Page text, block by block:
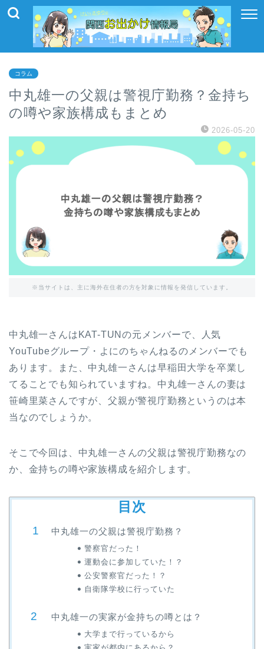
コラム
中丸雄一の父親は警視庁勤務？金持ち
の噂や家族構成もまとめ
2026-05-20
※当サイトは、主に海外在住者の方を対象に情報を発信しています。
中丸雄一さんはKAT-TUNの元メンバーで、人気
YouTubeグループ・よにのちゃんねるのメンバーでも
あります。また、中丸雄一さんは早稲田大学を卒業し
てることでも知られていますね。中丸雄一さんの妻は
笹崎里菜さんですが、父親が警視庁勤務というのは本
当なのでしょうか。
そこで今回は、中丸雄一さんの父親は警視庁勤務なの
か、金持ちの噂や家族構成を紹介します。
目次
中丸雄一の父親は警視庁勤務？
警察官だった！
運動会に参加していた！？
公安警察官だった！？
自衛隊学校に行っていた
中丸雄一の実家が金持ちの噂とは？
大学まで行っているから